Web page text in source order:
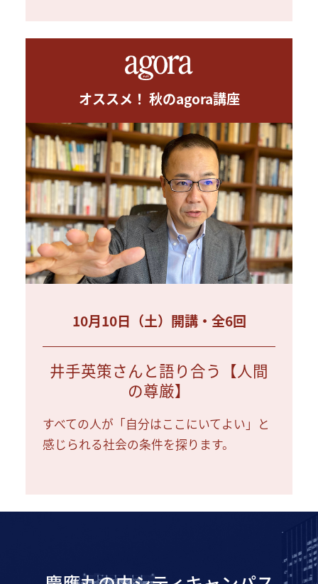
オススメ！ 秋のagora講座
10月10日（土）開講・全6回
井手英策さんと語り合う【人間
の尊厳】
すべての人が「自分はここにいてよい」と
感じられる社会の条件を探ります。